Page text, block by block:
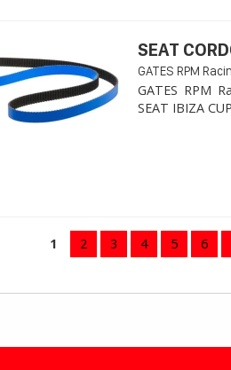
SEAT
GATES RPM
GATES RPM
SEAT IBIZA
1 2 3 4 5 6